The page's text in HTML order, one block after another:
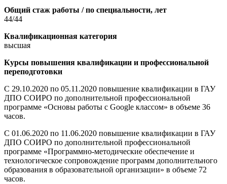
Общий стаж работы / по специальности, лет
44/44
Квалификационная категория
высшая
Курсы повышения квалификации и профессиональной
переподготовки
С 29.10.2020 по 05.11.2020 повышение квалификации в ГАУ
ДПО СОИРО по дополнительной профессиональной
программе «Основы работы с Google классом» в объеме 36
часов.
С 01.06.2020 по 11.06.2020 повышение квалификации в ГАУ
ДПО СОИРО по дополнительной профессиональной
программе «Программно-методические обеспечение и
технологическое сопровождение программ дополнительного
образования в образовательной организации» в объеме 72
часов.